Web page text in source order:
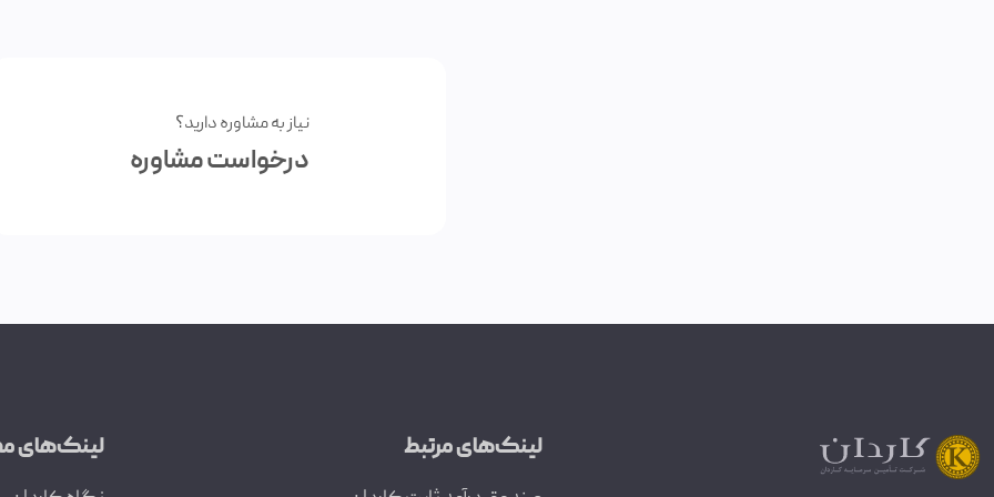
نیاز به مشاوره دارید؟
درخواست مشاوره
لینک‌های مرتبط لینک‌های